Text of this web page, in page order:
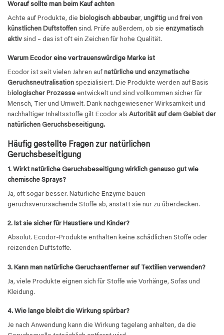
Worauf sollte man beim Kauf achten
Achte auf Produkte, die biologisch abbaubar, ungiftig undfrei von
künstlichen Duftstoffen sind. Prüfe außerdem, ob sie enzymatisch
aktiv sind – das ist oft ein Zeichen für hohe Qualität.
Warum Ecodor eine vertrauenswürdige Marke ist
Ecodor ist seit vielen Jahren auf natürliche und enzymatische
Geruchsneutralisation spezialisiert. Die Produkte werden auf Basis
biologischer Prozesse entwickelt und sind vollkommen sicher für
Mensch, Tier und Umwelt. Dank nachgewiesener Wirksamkeit und
nachhaltiger Inhaltsstoffe gilt Ecodor als Autorität auf dem Gebiet der
natürlichen Geruchsbeseitigung.
Häufig gestellte Fragen zur natürlichen
Geruchsbeseitigung
1. Wirkt natürliche Geruchsbeseitigung wirklich genauso gut wie
chemische Sprays?
Ja, oft sogar besser. Natürliche Enzyme bauen
geruchsverursachende Stoffe ab, anstatt sie nur zu überdecken.
2. Ist sie sicher für Haustiere und Kinder?
Absolut. Ecodor‑Produkte enthalten keine schädlichen Stoffe oder
reizenden Duftstoffe.
3. Kann man natürliche Geruchsentferner auf Textilien verwenden?
Ja, viele Produkte eignen sich für Stoffe wie Vorhänge, Sofas und
Kleidung.
4. Wie lange bleibt die Wirkung spürbar?
Je nach Anwendung kann die Wirkung tagelang anhalten, da die